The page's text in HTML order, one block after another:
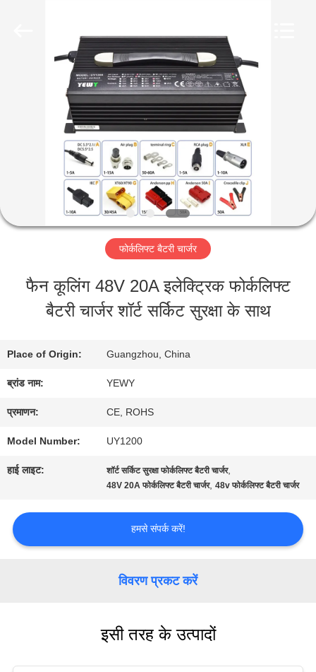
हमारे
कारखाना
भ्रमण
संपर्क
करें
फोर्कलिफ्ट बैटरी चार्जर
फैन कूलिंग 48V 20A इलेक्ट्रिक फोर्कलिफ्ट
बैटरी चार्जर शॉर्ट सर्किट सुरक्षा के साथ
Place of Origin: Guangzhou, China
ब्रांड नाम: YEWY
प्रमाणन: CE, ROHS
Model Number: UY1200
हाई लाइट: शॉर्ट सर्किट सुरक्षा फोर्कलिफ्ट बैटरी चार्जर,
48V 20A फोर्कलिफ्ट बैटरी चार्जर,48v फोर्कलिफ्ट बैटरी चार्जर
हमसे संपर्क करें!
विवरण प्रकट करें
इसी तरह के उत्पादों